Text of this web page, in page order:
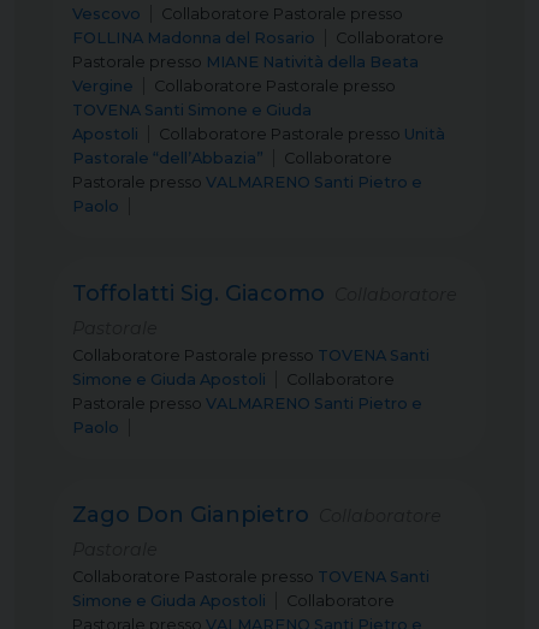
Vescovo
Collaboratore Pastorale presso
FOLLINA Madonna del Rosario
Collaboratore
Pastorale presso MIANE Natività della Beata
Vergine
Collaboratore Pastorale presso
TOVENA Santi Simone e Giuda
Apostoli
Collaboratore Pastorale presso Unità
Pastorale “dell’Abbazia”
Collaboratore
Pastorale presso VALMARENO Santi Pietro e
Paolo
Toffolatti Sig. Giacomo
Collaboratore Pastorale presso TOVENA Santi
Simone e Giuda Apostoli
Collaboratore
Pastorale presso VALMARENO Santi Pietro e
Paolo
Zago Don Gianpietro
Collaboratore Pastorale presso TOVENA Santi
Simone e Giuda Apostoli
Collaboratore
Pastorale presso VALMARENO Santi Pietro e